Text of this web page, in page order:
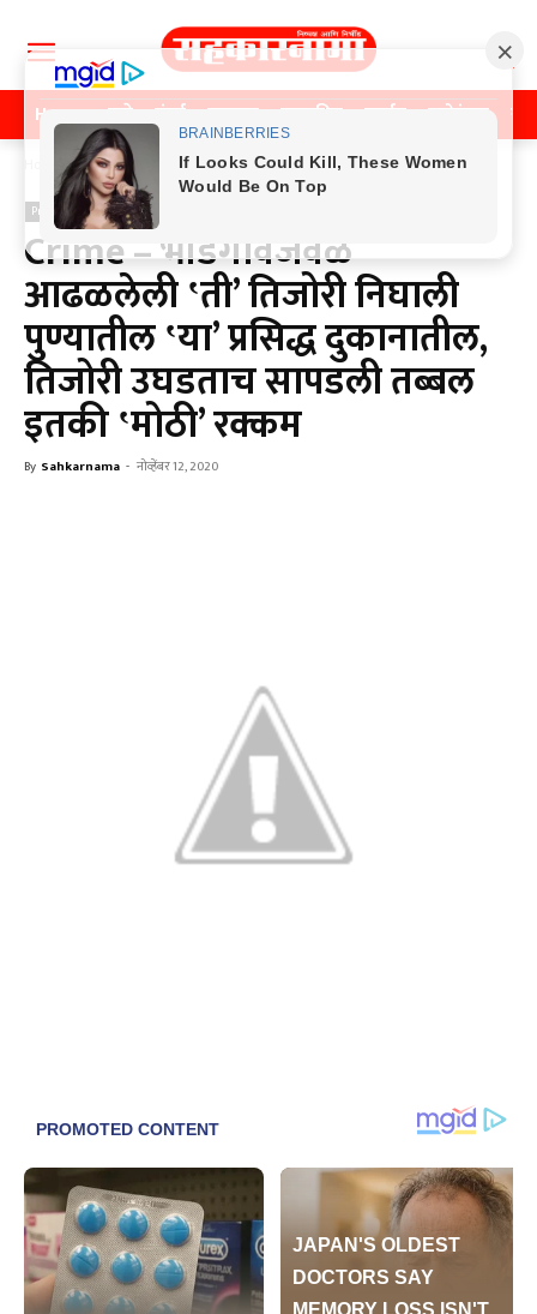
Home पुणे मुंबई महाराष्ट्र राजकीय क्राईम मनोरंजन
Previos News
Previos News
Crime – भांडगावजवळ
आढळलेली ‛ती’ तिजोरी निघाली
पुण्यातील ‛या’ प्रसिद्ध दुकानातील,
तिजोरी उघडताच सापडली तब्बल
इतकी ‛मोठी’ रक्कम
By Sahkarnama - नोव्हेंबर 12, 2020